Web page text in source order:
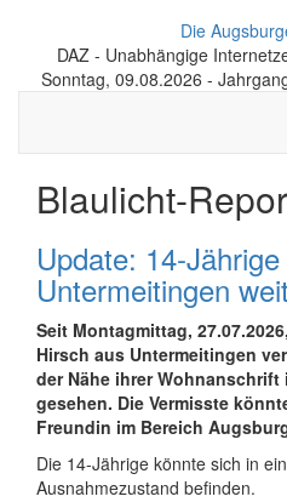
Die
DAZ - Unabhängige
Sonntag, 09.08.2026 -
Blaulicht-
Update: 14-
Untermeitingen
Seit Montagmittag,
Hirsch aus Untermeitingen
der Nähe ihrer
gesehen. Die Vermisste
Freundin im Bereich
Die 14-Jährige könnte sich in
Ausnahmezustand befinden.